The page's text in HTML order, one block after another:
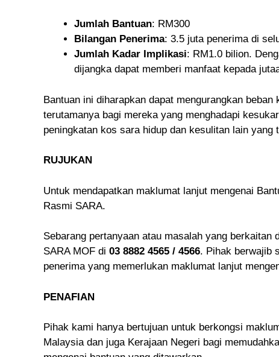
Jumlah Bantuan: RM300
Bilangan Penerima: 3.5 juta penerima di
Jumlah Kadar Implikasi: RM1.0 bilion.
dijangka dapat memberi manfaat kepada
Bantuan ini diharapkan dapat mengurangkan
terutamanya bagi mereka yang menghadapi
peningkatan kos sara hidup dan kesulitan lain yang
RUJUKAN
Untuk mendapatkan maklumat lanjut mengenai
Rasmi SARA.
Sebarang pertanyaan atau masalah yang
SARA MOF di 03 8882 4565 / 4566. Pihak berwajib
penerima yang memerlukan maklumat lanjut
PENAFIAN
Pihak kami hanya bertujuan untuk berkongsi
Malaysia dan juga Kerajaan Negeri bagi